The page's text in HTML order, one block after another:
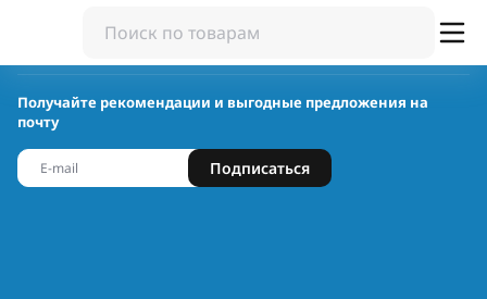
Получайте рекомендации и выгодные предложения на
почту
Подписаться